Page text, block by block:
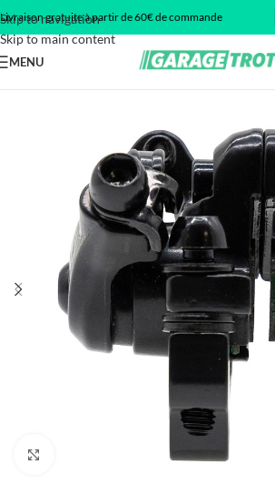
Skip to navigation
Skip to main content
Livraison gratuite à partir de 60€ de commande
MENU